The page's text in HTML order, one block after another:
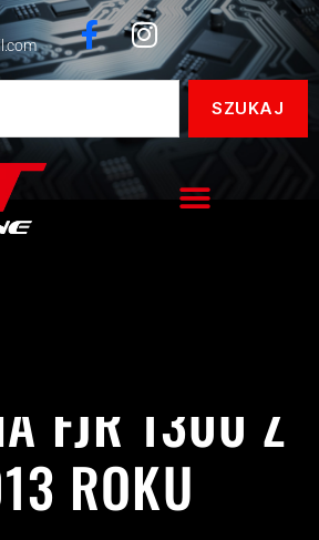
FJR 1300 Z
ROKU